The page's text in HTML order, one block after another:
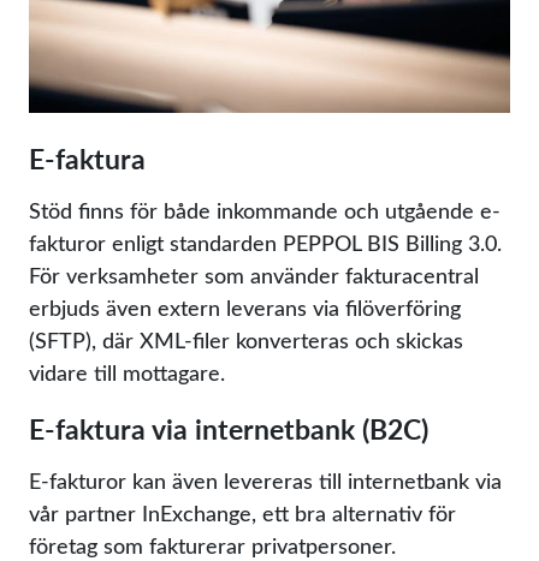
E-faktura
Stöd finns för både inkommande och utgående e-
fakturor enligt standarden PEPPOL BIS Billing 3.0.
För verksamheter som använder fakturacentral
erbjuds även extern leverans via filöverföring
(SFTP), där XML-filer konverteras och skickas
vidare till mottagare.
E-faktura via internetbank (B2C)
E-fakturor kan även levereras till internetbank via
vår partner InExchange, ett bra alternativ för
företag som fakturerar privatpersoner.